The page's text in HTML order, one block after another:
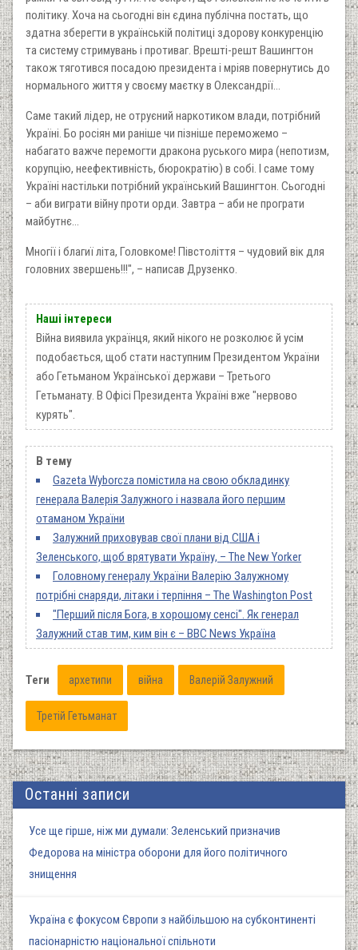
політику. Хоча на сьогодні він єдина публічна постать, що
здатна зберегти в українській політиці здорову конкуренцію
та систему стримувань і противаг. Врешті-решт Вашингтон
також тяготився посадою президента і мріяв повернутись до
нормального життя у своєму маєтку в Олександрії…
Саме такий лідер, не отруєний наркотиком влади, потрібний
Україні. Бо росіян ми раніше чи пізніше переможемо –
набагато важче перемогти дракона руського мира (непотизм,
корупцію, неефективність, бюрократію) в собі. І саме тому
Україні настільки потрібний український Вашингтон. Сьогодні
– аби виграти війну проти орди. Завтра – аби не програти
майбутнє…
Многії і благиї літа, Головкоме! Півстоліття – чудовий вік для
головних звершень!!!", – написав Друзенко.
Наші інтереси
Війна виявила українця, який нікого не розколює й усім
подобається, щоб стати наступним Президентом України
або Гетьманом Української держави – Третього
Гетьманату. В Офісі Президента Україні вже "нервово
курять".
В тему
Gazeta Wyborcza помістила на свою обкладинку
генерала Валерія Залужного і назвала його першим
отаманом України
Залужний приховував свої плани від США і
Зеленського, щоб врятувати Україну, – The New Yorker
Головному генералу України Валерію Залужному
потрібні снаряди, літаки і терпіння – The Washington Post
"Перший після Бога, в хорошому сенсі". Як генерал
Залужний став тим, ким він є – BBC News Україна
Теги архетипи війна Валерій Залужний
Третій Гетьманат
Останні записи
Усе ще гірше, ніж ми думали: Зеленський призначив
Федорова на міністра оборони для його політичного
знищення
Україна є фокусом Європи з найбільшою на субконтиненті
пасіонарністю національної спільноти